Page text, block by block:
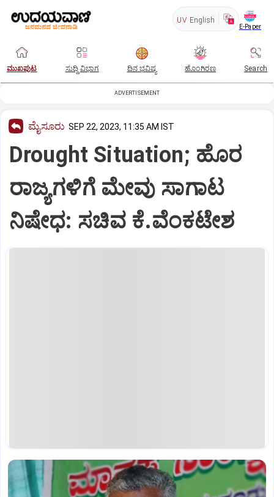
UV English
E-Paper
ಮುಖಪುಟ ಸುದ್ದಿ ವಿಭಾಗ ದಿನ ಭವಿಷ್ಯ ಹೊಂಗಿರಣ Search
ADVERTISEMENT
ಮೈಸೂರು SEP 22, 2023, 11:35 AM IST
Drought Situation; ಹೊರ
ರಾಜ್ಯಗಳಿಗೆ ಮೇವು ಸಾಗಾಟ
ನಿಷೇಧ: ಸಚಿವ ಕೆ.ವೆಂಕಟೇಶ